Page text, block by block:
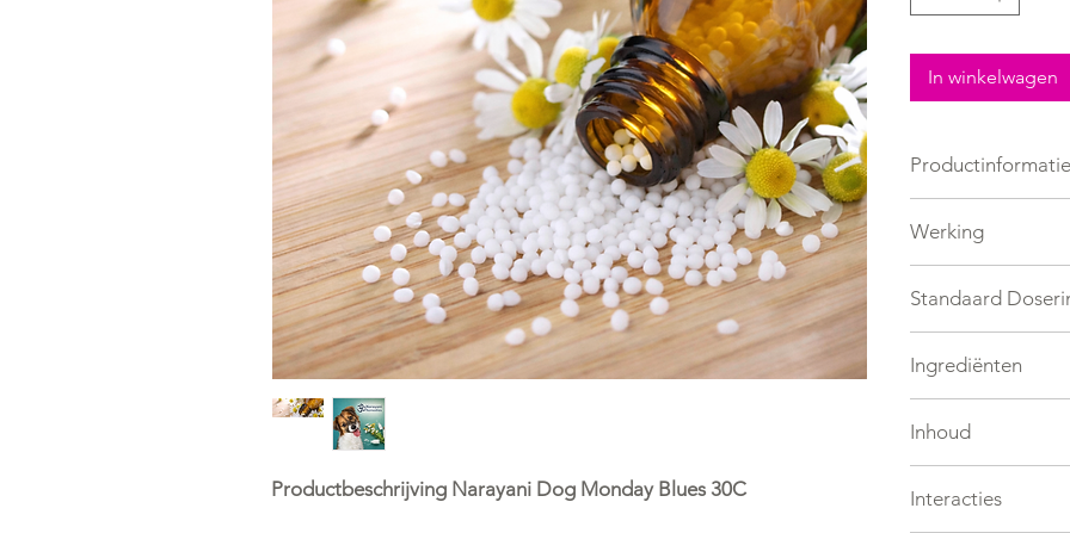
Productbeschrijving Narayani Dog Monday Blues 30C
In winkelwagen
Productinformatie
Werking
Standaard
individueel
voor specifieke
klantenservice.
Ingrediënten
Avena Sativa,
Passiflora, Pulsatilla,
Inhoud
Interacties